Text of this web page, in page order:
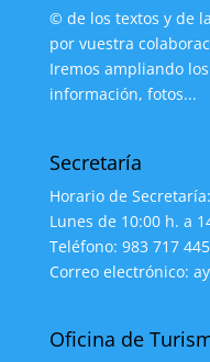
© de los textos y de
por vuestra
Iremos ampliando
información, fotos...
Secretaría
Horario de Secretaría:
Lunes de 10:00 h. a
Teléfono: 983 717 445
Correo electrónico:
Oficina de